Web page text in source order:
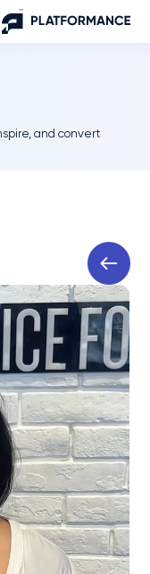
and convert.